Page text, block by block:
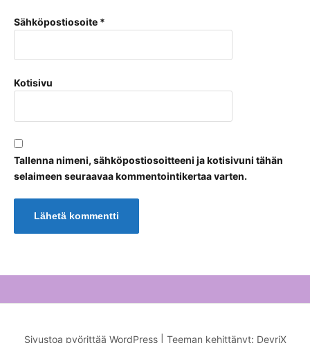
Sähköpostiosoite *
Kotisivu
Tallenna nimeni, sähköpostiosoitteeni ja kotisivuni tähän
selaimeen seuraavaa kommentointikertaa varten.
Sivustoa pyörittää WordPress Teeman kehittänyt: DevriX